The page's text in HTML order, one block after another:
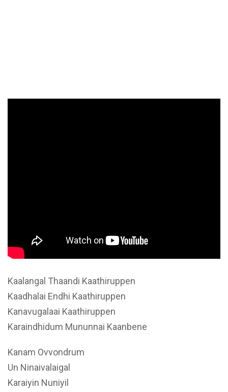
Kaalangal Thaandi Kaathiruppen
Kaadhalai Endhi Kaathiruppen
Kanavugalaai Kaathiruppen
Karaindhidum Mununnai Kaanbene
Kanam Ovvondrum
Un Ninaivalaigal
Karaiyin Nuniyil